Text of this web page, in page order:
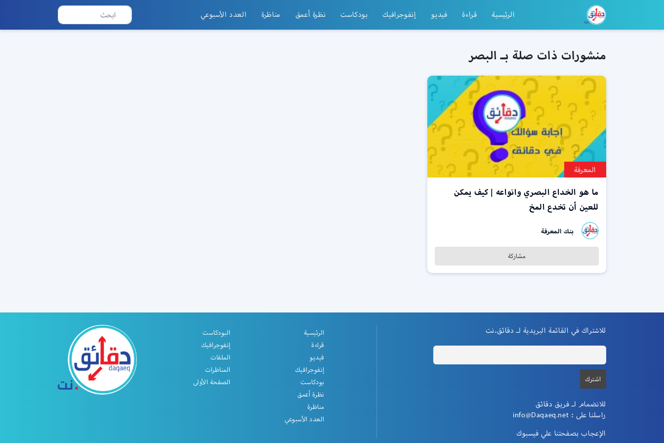
الرئيسية قراءة فيديو إنفوجرافيك بودكاست نظرة أعمق مناظرة العدد الأسبوعي
منشورات ذات صلة بـ البصر
المعرفة
ما هو الخداع البصري وانواعه | كيف يمكن
للعين أن تخدع المخ
بنك المعرفة
مشاركة
للاشتراك في القائمة البريدية لـ دقائق.نت
للانضمام لـ فريق دقائق
راسلنا على : info@Daqaeq.net
الإعجاب بصفحتنا علي فيسبوك
الرئيسية
قراءة
فيديو
إنفوجرافيك
بودكاست
نظرة أعمق
مناظرة
العدد الأسبوعي
البودكاست
إنفوجرافيك
الملفات
المناظرات
الصفحة الأولى